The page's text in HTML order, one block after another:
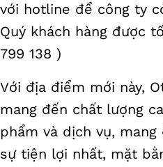
với hotline để công ty
Quý khách hàng được
799 138 )
Với địa điểm mới này,
mang đến chất lượng
phẩm và dịch vụ,
sự tiện lợi nhất, mặt